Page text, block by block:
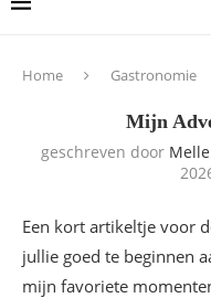
Home Gastronomie
Mijn
geschreven door
Een kort artikeltje voor
jullie goed te beginnen
mijn favoriete